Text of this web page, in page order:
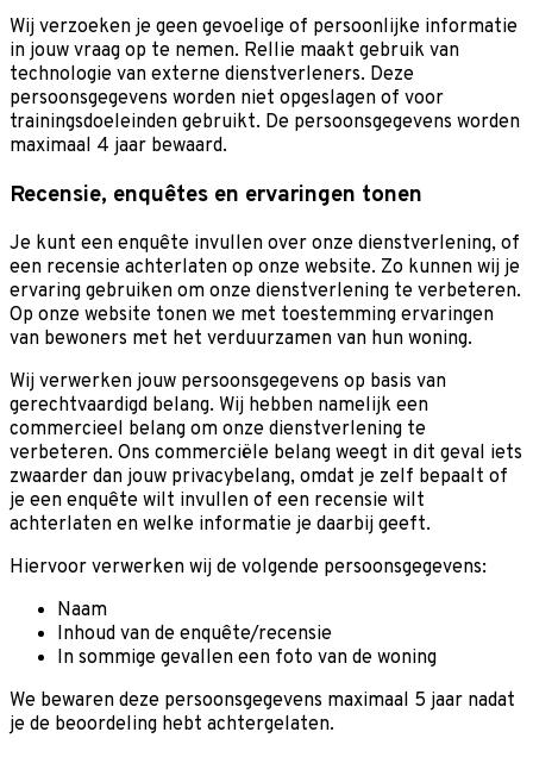
Wij verzoeken je geen gevoelige of persoonlijke informatie
in jouw vraag op te nemen. Rellie maakt gebruik van
technologie van externe dienstverleners. Deze
persoonsgegevens worden niet opgeslagen of voor
trainingsdoeleinden gebruikt. De persoonsgegevens worden
maximaal 4 jaar bewaard.
Recensie, enquêtes en ervaringen tonen
Je kunt een enquête invullen over onze dienstverlening, of
een recensie achterlaten op onze website. Zo kunnen wij je
ervaring gebruiken om onze dienstverlening te verbeteren.
Op onze website tonen we met toestemming ervaringen
van bewoners met het verduurzamen van hun woning.
Wij verwerken jouw persoonsgegevens op basis van
gerechtvaardigd belang. Wij hebben namelijk een
commercieel belang om onze dienstverlening te
verbeteren. Ons commerciële belang weegt in dit geval iets
zwaarder dan jouw privacybelang, omdat je zelf bepaalt of
je een enquête wilt invullen of een recensie wilt
achterlaten en welke informatie je daarbij geeft.
Hiervoor verwerken wij de volgende persoonsgegevens:
Naam
Inhoud van de enquête/recensie
In sommige gevallen een foto van de woning
We bewaren deze persoonsgegevens maximaal 5 jaar nadat
je de beoordeling hebt achtergelaten.